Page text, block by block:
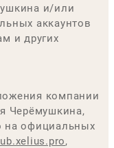
и/или
аккаунтов
и других
компании
Черёмушкина,
на официальных
,